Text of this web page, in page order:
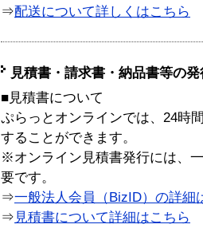
⇒配送について詳しくはこちら
見積書・請求書・納品書等の
■見積書について
ぷらっとオンラインでは、24時
することができます。
※オンライン見積書発行には、
要です。
⇒一般法人会員（BizID）の詳細
⇒ 見積書について詳細はこちら